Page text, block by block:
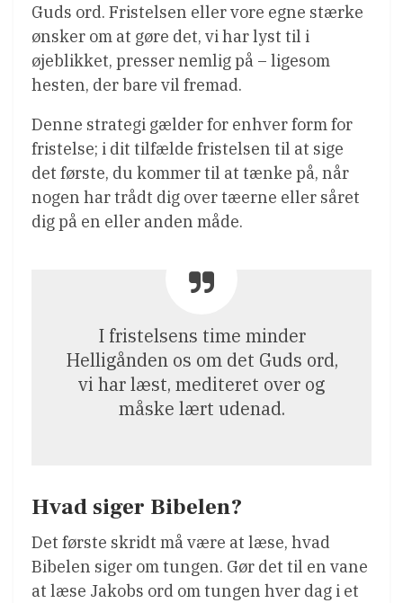
Guds ord. Fristelsen eller vore egne stærke
ønsker om at gøre det, vi har lyst til i
øjeblikket, presser nemlig på – ligesom
hesten, der bare vil fremad.
Denne strategi gælder for enhver form for
fristelse; i dit tilfælde fristelsen til at sige
det første, du kommer til at tænke på, når
nogen har trådt dig over tæerne eller såret
dig på en eller anden måde.
I fristelsens time minder
Helligånden os om det Guds ord,
vi har læst, mediteret over og
måske lært udenad.
Hvad siger Bibelen?
Det første skridt må være at læse, hvad
Bibelen siger om tungen. Gør det til en vane
at læse Jakobs ord om tungen hver dag i et